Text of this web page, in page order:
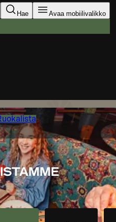
Hae Avaa mobiilivalikko